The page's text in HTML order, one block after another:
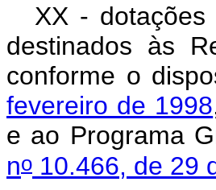
XX -
destinados às
conforme o
fevereiro de 1998
e ao Programa
no 10.466, de 29